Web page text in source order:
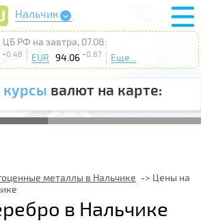
Нальчик
ЦБ РФ на завтра, 07.08:
+0.48 EUR 94.06 +0.87 Еще...
валют на карте:
USD EUR
Продать
металлы в Нальчике
Цены на
в Нальчике